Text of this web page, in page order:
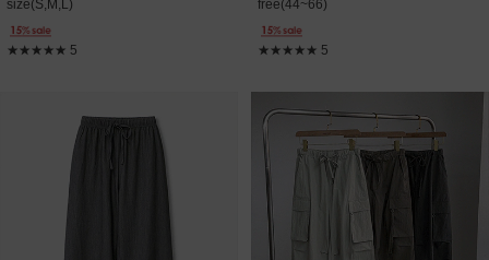
size(S,M,L)
★★★★★ 5
free(44~66)
★★★★★ 5